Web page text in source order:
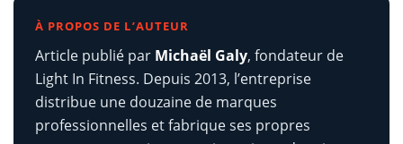
À PROPOS DE L’AUTEUR
Article publié par Michaël Galy, fondateur de
Light In Fitness. Depuis 2013, l’entreprise
distribue une douzaine de marques
professionnelles et fabrique ses propres